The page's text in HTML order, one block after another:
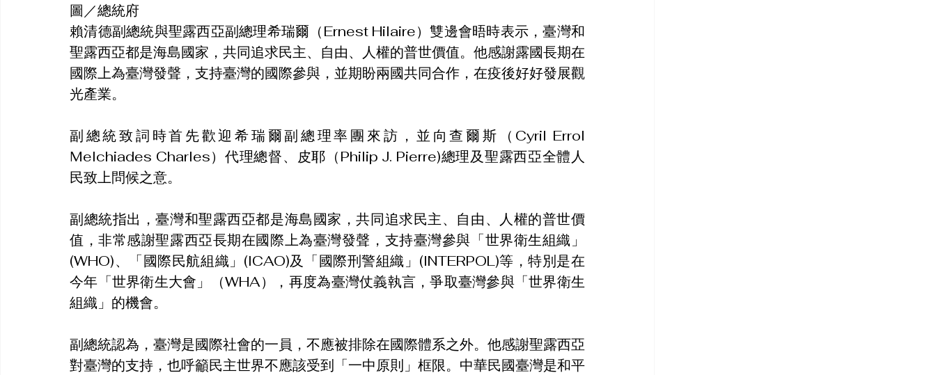
圖／總統府
賴清德副總統與聖露西亞副總理希瑞爾（Ernest Hilaire）雙邊會晤時表示，臺灣和
聖露西亞都是海島國家，共同追求民主、自由、人權的普世價值。他感謝露國長期在
國際上為臺灣發聲，支持臺灣的國際參與，並期盼兩國共同合作，在疫後好好發展觀
光產業。
副總統致詞時首先歡迎希瑞爾副總理率團來訪，並向查爾斯（Cyril Errol
Melchiades Charles）代理總督、皮耶（Philip J. Pierre)總理及聖露西亞全體人
民致上問候之意。
副總統指出，臺灣和聖露西亞都是海島國家，共同追求民主、自由、人權的普世價
值，非常感謝聖露西亞長期在國際上為臺灣發聲，支持臺灣參與「世界衛生組織」
(WHO)、「國際民航組織」(ICAO)及「國際刑警組織」(INTERPOL)等，特別是在
今年「世界衛生大會」（WHA），再度為臺灣仗義執言，爭取臺灣參與「世界衛生
組織」的機會。
副總統認為，臺灣是國際社會的一員，不應被排除在國際體系之外。他感謝聖露西亞
對臺灣的支持，也呼籲民主世界不應該受到「一中原則」框限。中華民國臺灣是和平